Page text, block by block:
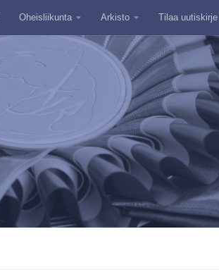
Oheisliikunta Arkisto Tilaa uutiskirje